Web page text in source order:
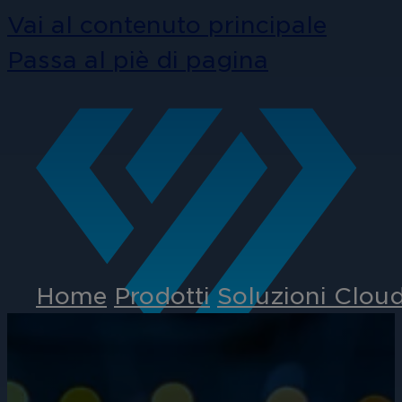
Home Prodotti Soluzioni